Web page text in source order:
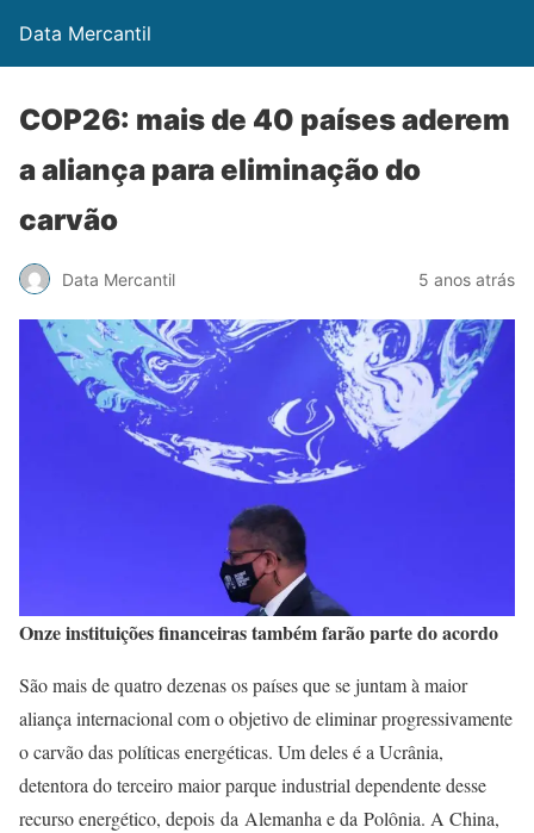
Data Mercantil
COP26: mais de 40 países aderem
a aliança para eliminação do
carvão
Data Mercantil 5 anos atrás
Onze instituições financeiras também farão parte do acordo
São mais de quatro dezenas os países que se juntam à maior
aliança internacional com o objetivo de eliminar progressivamente
o carvão das políticas energéticas. Um deles é a Ucrânia,
detentora do terceiro maior parque industrial dependente desse
recurso energético, depois da Alemanha e da Polônia. A China,